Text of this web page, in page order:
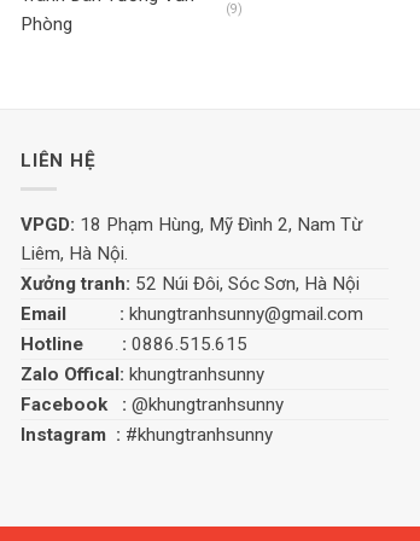
Phòng
(9)
LIÊN HỆ
VPGD: 18 Phạm Hùng, Mỹ Đình 2, Nam Từ
Liêm, Hà Nội.
Xưởng tranh: 52 Núi Đôi, Sóc Sơn, Hà Nội
Email : khungtranhsunny@gmail.com
Hotline : 0886.515.615
Zalo Offical: khungtranhsunny
Facebook : @khungtranhsunny
Instagram : #khungtranhsunny